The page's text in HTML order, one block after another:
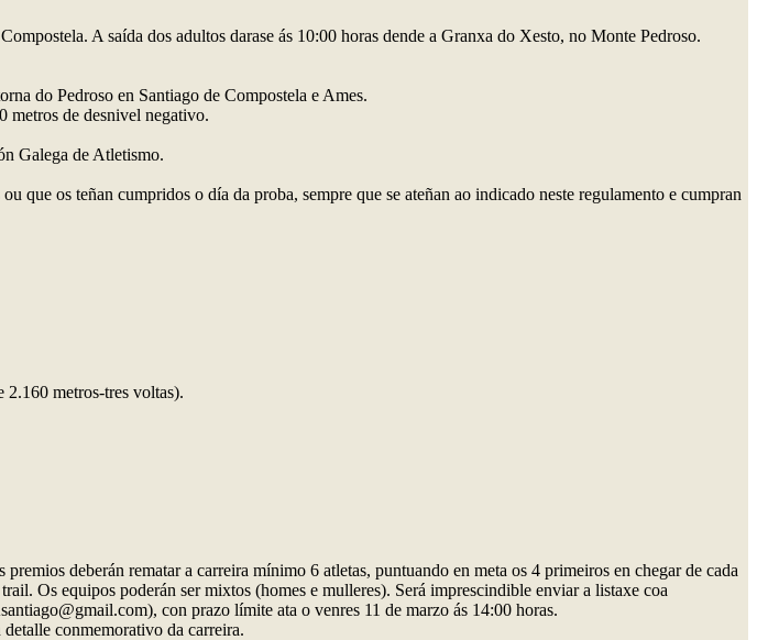
A saída dos adultos darase ás 10:00 horas dende a Granxa do Xesto, no Monte Pedroso.
do Pedroso en Santiago de Compostela e Ames.
metros de desnivel negativo.
Galega de Atletismo.
que os teñan cumpridos o día da proba, sempre que se ateñan ao indicado neste regulamento e cumpran
2.160 metros-tres voltas).
deberán rematar a carreira mínimo 6 atletas, puntuando en meta os 4 primeiros en chegar de cada
Os equipos poderán ser mixtos (homes e mulleres). Será imprescindible enviar a listaxe coa
con prazo límite ata o venres 11 de marzo ás 14:00 horas.
conmemorativo da carreira.